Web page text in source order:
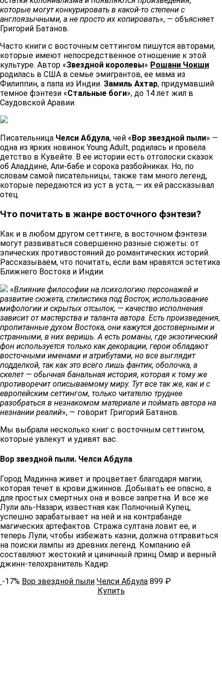
которые могут конкурировать в какой-то степени с
англоязычными, а не просто их копировать», — объясняет
Григорий Батанов. ​​
Часто книги с восточным сеттингом пишутся авторами,
которые имеют непосредственное отношение к этой
культуре. Автор «Звездной королевы» Рошани Чокши
родилась в США в семье эмигрантов, ее мама из
Филиппин, а папа из Индии. Замиль Ахтар, придумавший
темное фэнтези «Стальные боги», до 14 лет жил в
Саудовской Аравии. ​​
Писательница Челси Абдула, чей «Вор звездной пыли» —
одна из ярких новинок Young Adult, родилась и провела
детство в Кувейте. В ее истории есть отголоски сказок
об Аладдине, Али-бабе и сорока разбойниках. Но, по
словам самой писательницы, также там много легенд,
которые передаются из уст в уста, — их ей рассказывал
отец. ​​
Что почитать в жанре восточного фэнтези? ​​
Как и в любом другом сеттинге, в восточном фэнтези
могут развиваться совершенно разные сюжеты: от
эпических противостояний до романтических историй.
Рассказываем, что почитать, если вам нравятся эстетика
Ближнего Востока и Индии. ​​
«Влияние философии на психологию персонажей и
развитие сюжета, стилистика под Восток, использование
мифологии и скрытых отсылок, — качество исполнения
зависит от мастерства и таланта автора. Есть произведения,
пропитанные духом Востока, они кажутся достоверными и
странными, в них веришь. А есть романы, где экзотический
фон используется только как декорации, герои обладают
восточными именами и атрибутами, но все выглядит
подделкой, так как это всего лишь фантик, оболочка, а
скелет — обычная банальная история, которая к тому же
противоречит описываемому миру. Тут все так же, как и с
европейским сеттингом, только читателю труднее
разобраться в незнакомом материале и поймать автора на
незнании реалий», — говорит Григорий Батанов. ​​
Мы выбрали несколько книг с восточным сеттингом,
которые увлекут и удивят вас. ​​
Вор звездной пыли. Челси Абдула ​​
Город Мадинна живет и процветает благодаря магии,
которая течет в крови джиннов. Добывать ее опасно, а
для простых смертных она и вовсе запретна. И все же
Лули аль-Назари, известная как Полночный Купец,
успешно зарабатывает на ней и на контрабанде
магических артефактов. Стража султана ловит ее, и
теперь Лули, чтобы избежать казни, должна отправиться
на поиски лампы из древних легенд. Компанию ей
составляют жестокий и циничный принц Омар и верный
джинн-телохранитель Кадир.​
-17% Вор звездной пыли Челси Абдула 899 ₽
Купить